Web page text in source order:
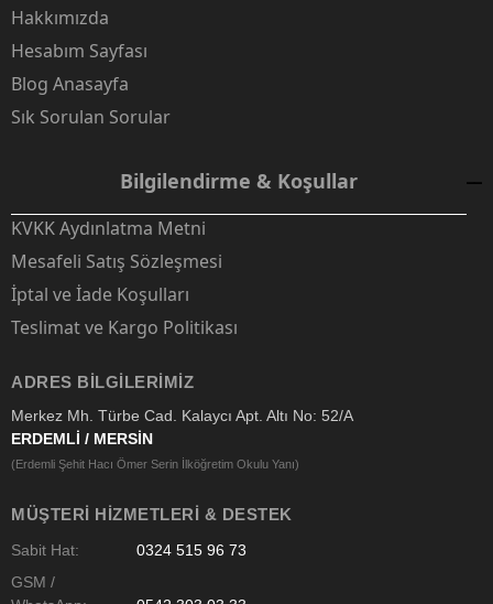
Hakkımızda
Hesabım Sayfası
Blog Anasayfa
Sık Sorulan Sorular
Bilgilendirme & Koşullar
KVKK Aydınlatma Metni
Mesafeli Satış Sözleşmesi
İptal ve İade Koşulları
Teslimat ve Kargo Politikası
ADRES BILGILERIMIZ
Merkez Mh. Türbe Cad. Kalaycı Apt. Altı No: 52/A
ERDEMLİ / MERSİN
(Erdemli Şehit Hacı Ömer Serin İlköğretim Okulu Yanı)
MÜŞTERI HIZMETLERI & DESTEK
Sabit Hat:
0324 515 96 73
GSM /